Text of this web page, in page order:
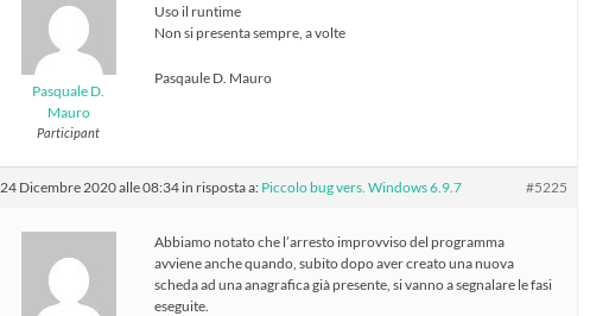
Pasquale D.
Mauro
Participant
Uso il runtime
Non si presenta sempre, a volte
Pasqaule D. Mauro
24 Dicembre 2020 alle 08:34 in risposta a: Piccolo bug vers. Windows 6.9.7 #5225
Abbiamo notato che l’arresto improvviso del programma
avviene anche quando, subito dopo aver creato una nuova
scheda ad una anagrafica già presente, si vanno a segnalare le fasi
eseguite.